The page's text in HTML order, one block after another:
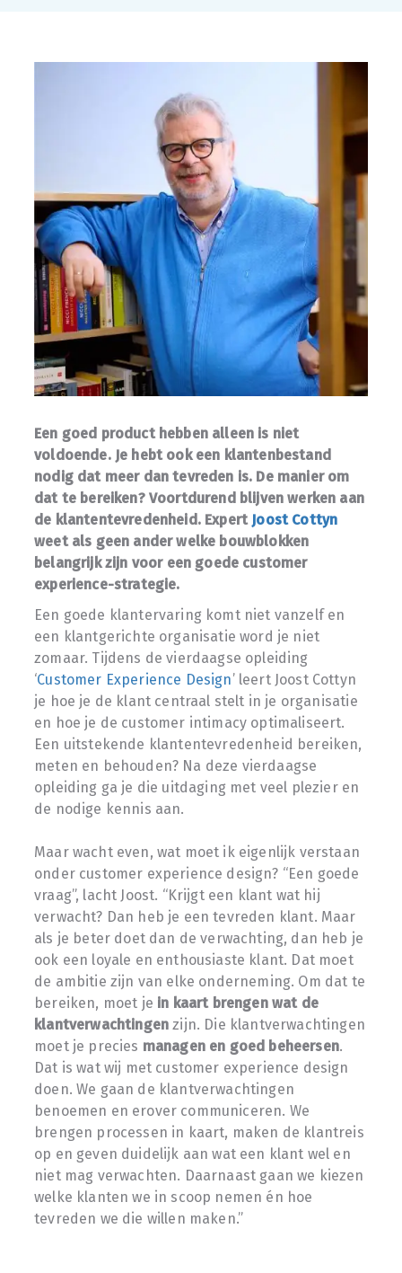
Een goed product hebben alleen is niet
voldoende. Je hebt ook een klantenbestand
nodig dat meer dan tevreden is. De manier om
dat te bereiken? Voortdurend blijven werken aan
de klantentevredenheid. Expert Joost Cottyn
weet als geen ander welke bouwblokken
belangrijk zijn voor een goede customer
experience-strategie.
Een goede klantervaring komt niet vanzelf en
een klantgerichte organisatie word je niet
zomaar. Tijdens de vierdaagse opleiding
‘Customer Experience Design’ leert Joost Cottyn
je hoe je de klant centraal stelt in je organisatie
en hoe je de customer intimacy optimaliseert.
Een uitstekende klantentevredenheid bereiken,
meten en behouden? Na deze vierdaagse
opleiding ga je die uitdaging met veel plezier en
de nodige kennis aan.
Maar wacht even, wat moet ik eigenlijk verstaan
onder customer experience design? “Een goede
vraag”, lacht Joost. “Krijgt een klant wat hij
verwacht? Dan heb je een tevreden klant. Maar
als je beter doet dan de verwachting, dan heb je
ook een loyale en enthousiaste klant. Dat moet
de ambitie zijn van elke onderneming. Om dat te
bereiken, moet je in kaart brengen wat de
klantverwachtingen zijn. Die klantverwachtingen
moet je precies managen en goed beheersen.
Dat is wat wij met customer experience design
doen. We gaan de klantverwachtingen
benoemen en erover communiceren. We
brengen processen in kaart, maken de klantreis
op en geven duidelijk aan wat een klant wel en
niet mag verwachten. Daarnaast gaan we kiezen
welke klanten we in scoop nemen én hoe
tevreden we die willen maken.”